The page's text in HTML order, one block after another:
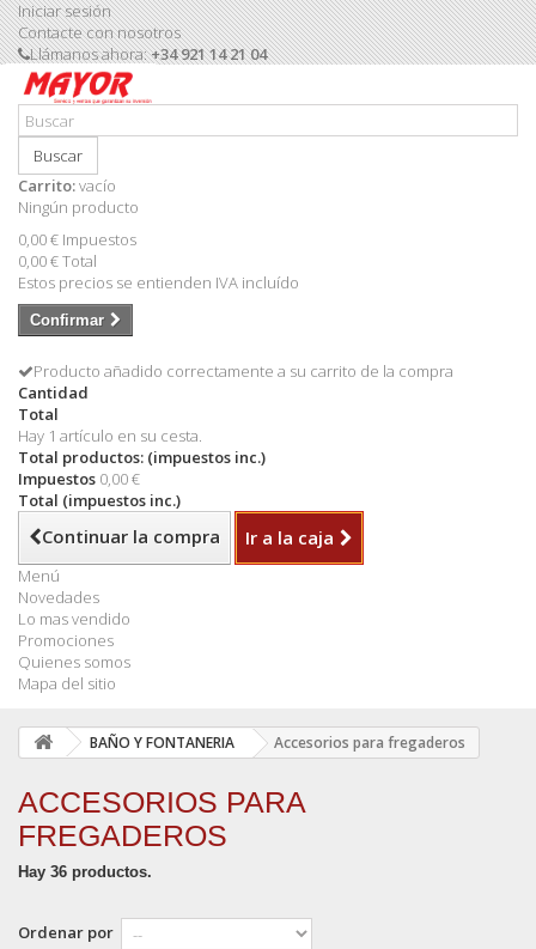
Iniciar sesión
Contacte con nosotros
Llámanos ahora:+34 921 14 21 04
Buscar
Carrito:vacío
Ningún producto
0,00 € Impuestos
0,00 €Total
Estos precios se entienden IVA incluído
Confirmar
Producto añadido correctamente a su carrito de la compra
Cantidad
Total
Hay 1 artículo en su cesta.
Total productos: (impuestos inc.)
Impuestos 0,00 €
Total (impuestos inc.)
Continuar la compra Ir a la caja
Menú
Novedades
Lo mas vendido
Promociones
Quienes somos
Mapa del sitio
BAÑO Y FONTANERIA Accesorios para fregaderos
ACCESORIOS PARA
FREGADEROS
Hay 36 productos.
Ordenar por